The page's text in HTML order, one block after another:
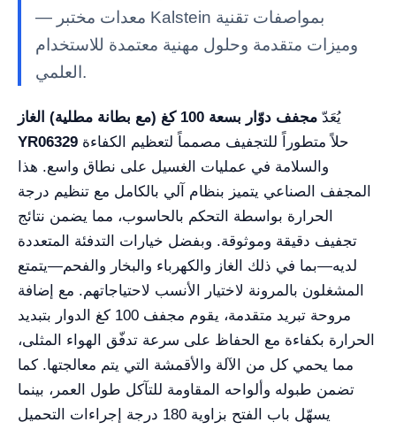
— معدات مختبر Kalstein بمواصفات تقنية
وميزات متقدمة وحلول مهنية معتمدة للاستخدام
العلمي.
يُعَدّ
مجفف دوّار بسعة 100 كغ (مع بطانة مطلية) الغاز
YR06329
والسلامة في عمليات الغسيل على نطاق واسع. هذا
المجفف الصناعي يتميز بنظام آلي بالكامل مع تنظيم درجة
الحرارة بواسطة التحكم بالحاسوب، مما يضمن نتائج
تجفيف دقيقة وموثوقة. وبفضل خيارات التدفئة المتعددة
لديه—بما في ذلك الغاز والكهرباء والبخار والفحم—يتمتع
المشغلون بالمرونة لاختيار الأنسب لاحتياجاتهم. مع إضافة
مروحة تبريد متقدمة، يقوم مجفف 100 كغ الدوار بتبديد
الحرارة بكفاءة مع الحفاظ على سرعة تدفّق الهواء المثلى،
مما يحمي كل من الآلة والأقمشة التي يتم معالجتها. كما
تضمن طبوله وألواحه المقاومة للتآكل طول العمر، بينما
يسهّل باب الفتح بزاوية 180 درجة إجراءات التحميل